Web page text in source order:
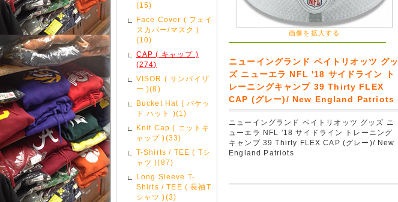
(15)
Face Cover ( フェイ
スカバー/マスク )
(10)
CAP ( キャップ )
(274)
VISOR ( サンバイザ
ー )(8)
Bucket Hat ( バケッ
ト ハット )(1)
Knit Cap ( ニットキ
ャップ )(33)
T-Shirts / TEE ( Tシ
ャツ )(87)
Long Sleeve T-
Shirts / TEE ( 長袖T
シャツ )(3)
画像を拡大する
ニューイングランド ペイトリオッツ グッ
ズ ニューエラ NFL '18 サイドライン ト
レーニングキャンプ 39 Thirty FLEX
CAP (グレー)/ New England Patriots
ニューイングランド ペイトリオッツ グッズ ニ
ューエラ NFL '18 サイドライン トレーニング
キャンプ 39 Thirty FLEX CAP (グレー)/ New
England Patriots